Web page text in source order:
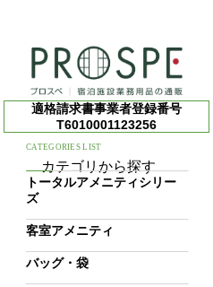
適格請求書事業者登録番号
T6010001123256
CATEGORIES LIST
カテゴリから探す
トータルアメニティシリー
ズ
客室アメニティ
バッグ・袋